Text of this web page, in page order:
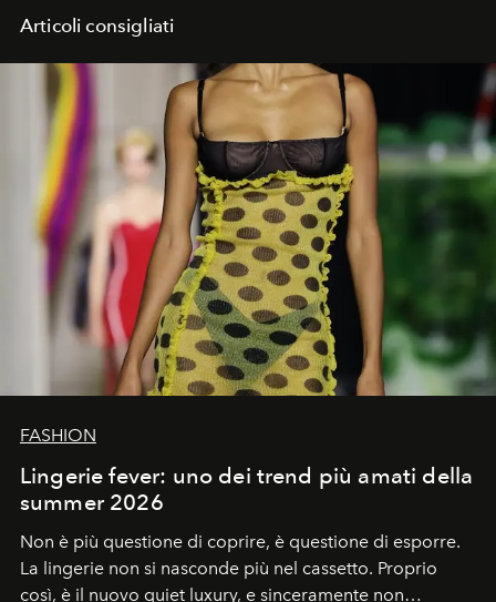
Articoli consigliati
FASHION
Lingerie fever: uno dei trend più amati della
summer 2026
Non è più questione di coprire, è questione di esporre.
La lingerie non si nasconde più nel cassetto. Proprio
così, è il nuovo quiet luxury, e sinceramente non